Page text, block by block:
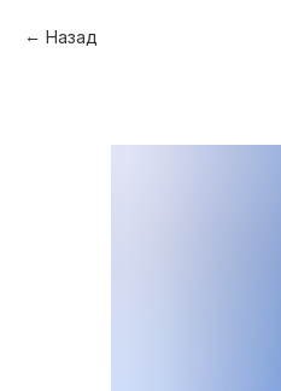
Назад